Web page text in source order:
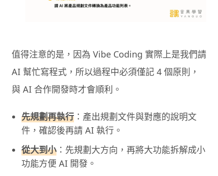
值得注意的是，因為 Vibe Coding 實際上是我們請
AI 幫忙寫程式，所以過程中必須僅記 4 個原則，
與 AI 合作開發時才會順利。
先規劃再執行 ：產出規劃文件與對應的說明文
件，確認後再請 AI 執行。
從大到小：先規劃大方向，再將大功能拆解成小
功能方便 AI 開發。